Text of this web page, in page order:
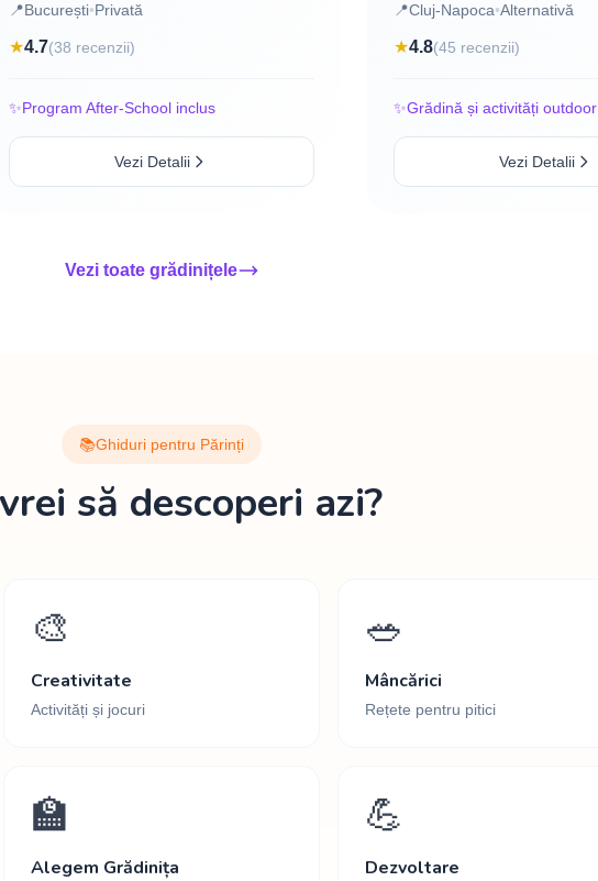
📍București•Privată
★4.7(38 recenzii)
✨Program After-School inclus
Vezi Detalii
📍Cluj-Napoca•Alternativă
★4.8(45 recenzii)
✨Grădină și activități outdoor
Vezi Detalii
Vezi toate grădinițele
📚Ghiduri pentru Părinți
să descoperi azi?
🎨
Creativitate
Activități și jocuri
🥗
Mâncărici
Rețete pentru pitici
🏫
Alegem Grădinița
💪
Dezvoltare